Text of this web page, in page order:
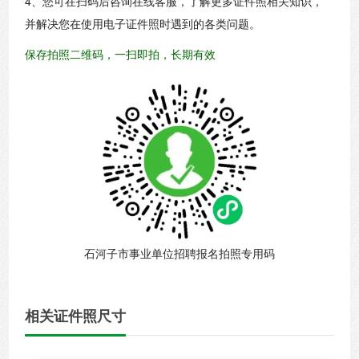
并解决您在使用电子证件照时遇到的各类问题。
保存拍照二维码，一扫即拍，长期有效
石河子市事业单位招聘报名拍照专用码
相关证件照尺寸